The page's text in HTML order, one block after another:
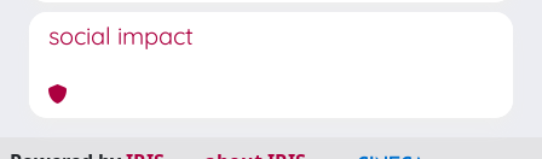
social impact